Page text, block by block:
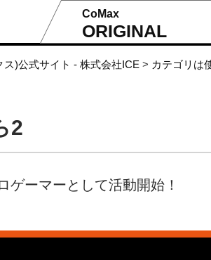
CoMax
ORIGINAL
)公式サイト - 株式会社ICE > カテゴリは
2
ゲーマーとして活動開始！